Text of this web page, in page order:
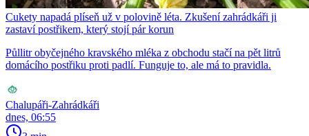
Cukety napadá plíseň už v polovině léta. Zkušení zahrádkáři ji
zastaví postřikem, který stojí pár korun
Půllitr obyčejného kravského mléka z obchodu stačí na pět litrů
domácího postřiku proti padlí. Funguje to, ale má to pravidla.
Chalupáři-Zahrádkáři
dnes, 06:55